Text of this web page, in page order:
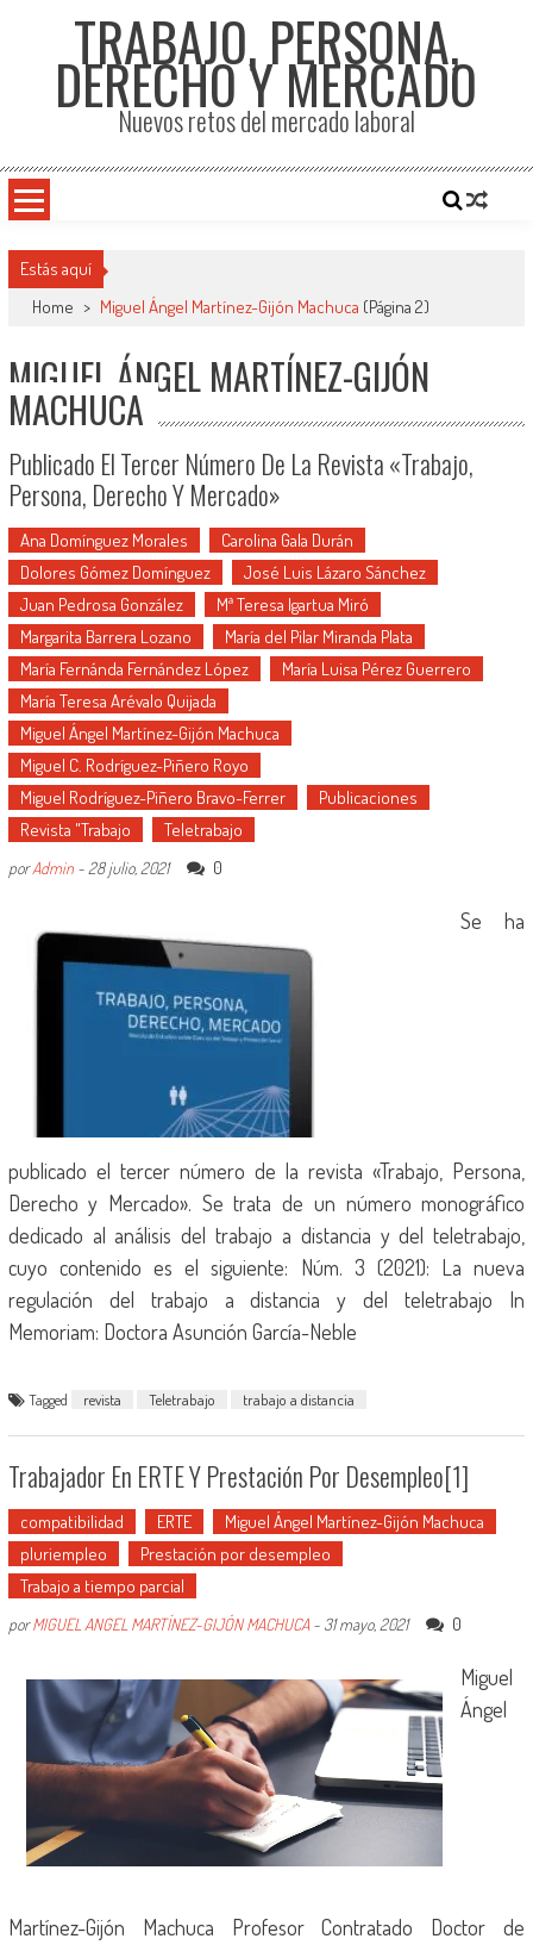
TRABAJO, PERSONA,
DERECHO Y MERCADO
Nuevos retos del mercado laboral
Estás aquí
Home > Miguel Ángel Martínez-Gijón Machuca (Página 2)
MIGUEL ÁNGEL MARTÍNEZ-GIJÓN
MACHUCA
Publicado El Tercer Número De La Revista «Trabajo,
Persona, Derecho Y Mercado»
Ana Domínguez Morales
Carolina Gala Durán
Dolores Gómez Domínguez
José Luis Lázaro Sánchez
Juan Pedrosa González
Mª Teresa Igartua Miró
Margarita Barrera Lozano
María del Pilar Miranda Plata
María Fernánda Fernández López
María Luisa Pérez Guerrero
María Teresa Arévalo Quijada
Miguel Ángel Martínez-Gijón Machuca
Miguel C. Rodríguez-Piñero Royo
Miguel Rodríguez-Piñero Bravo-Ferrer
Publicaciones
Revista "Trabajo
Teletrabajo
porAdmin- 28 julio, 2021 0
Se ha
publicado el tercer número de la revista «Trabajo, Persona,
Derecho y Mercado». Se trata de un número monográfico
dedicado al análisis del trabajo a distancia y del teletrabajo,
cuyo contenido es el siguiente: Núm. 3 (2021): La nueva
regulación del trabajo a distancia y del teletrabajo In
Memoriam: Doctora Asunción García-Neble
Tagged revista Teletrabajo trabajo a distancia
Trabajador En ERTE Y Prestación Por Desempleo[1]
compatibilidad ERTE
Miguel Ángel Martínez-Gijón Machuca
pluriempleo
Prestación por desempleo
Trabajo a tiempo parcial
porMIGUEL ANGEL MARTÍNEZ-GIJÓN MACHUCA- 31 mayo, 2021 0
Miguel
Ángel
Martínez-Gijón Machuca Profesor Contratado Doctor de